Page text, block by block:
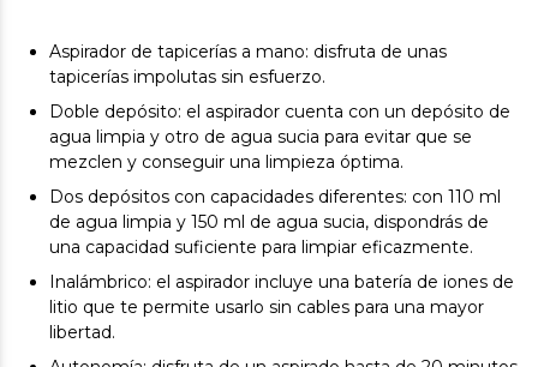
Aspirador de tapicerías a mano: disfruta de unas
tapicerías impolutas sin esfuerzo.
Doble depósito: el aspirador cuenta con un depósito de
agua limpia y otro de agua sucia para evitar que se
mezclen y conseguir una limpieza óptima.
Dos depósitos con capacidades diferentes: con 110 ml
de agua limpia y 150 ml de agua sucia, dispondrás de
una capacidad suficiente para limpiar eficazmente.
Inalámbrico: el aspirador incluye una batería de iones de
litio que te permite usarlo sin cables para una mayor
libertad.